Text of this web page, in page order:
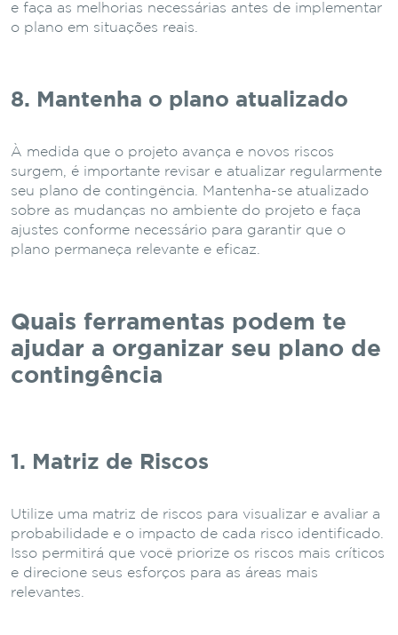
e faça as melhorias necessárias antes de implementar
o plano em situações reais.
8. Mantenha o plano atualizado
À medida que o projeto avança e novos riscos
surgem, é importante revisar e atualizar regularmente
seu plano de contingência. Mantenha-se atualizado
sobre as mudanças no ambiente do projeto e faça
ajustes conforme necessário para garantir que o
plano permaneça relevante e eficaz.
Quais ferramentas podem te
ajudar a organizar seu plano de
contingência
1. Matriz de Riscos
Utilize uma matriz de riscos para visualizar e avaliar a
probabilidade e o impacto de cada risco identificado.
Isso permitirá que você priorize os riscos mais críticos
e direcione seus esforços para as áreas mais
relevantes.